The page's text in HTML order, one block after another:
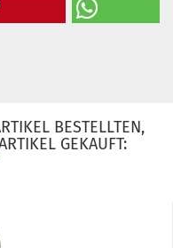
BESTELLTEN,
GEKAUFT: